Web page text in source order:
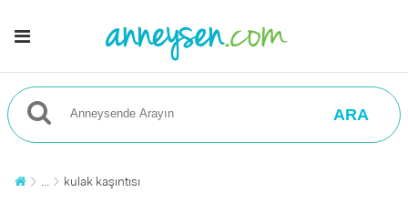
ARA
... kulak kaşıntısı